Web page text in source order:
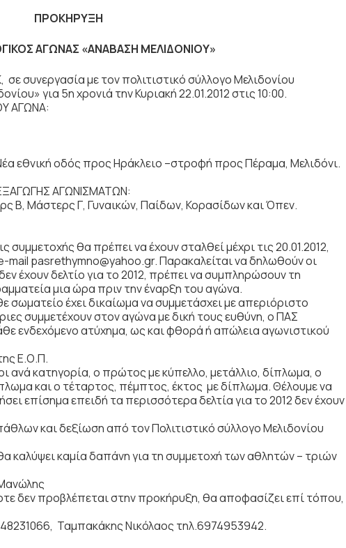
ΠΡΟΚΗΡΥΞΗ
ΑΓΩΝΑΣ «ΑΝΑΒΑΣΗ ΜΕΛΙΔΟΝΙΟΥ»
συνεργασία με τον πολιτιστικό σύλλογο Μελιδονίου
για 5η χρονιά την Κυριακή 22.01.2012 στις 10:00.
ΑΓΩΝΑ:
εθνική οδός προς Ηράκλειο –στροφή προς Πέραμα, Μελιδόνι.
ΑΓΩΝΙΣΜΑΤΩΝ:
Μάστερς Γ, Γυναικών, Παίδων, Κορασίδων και Όπεν.
θα πρέπει να έχουν σταλθεί μέχρι τις 20.01.2012,
pasrethymno@yahoo.gr. Παρακαλείται να δηλωθούν οι
έχουν δελτίο για το 2012, πρέπει να συμπληρώσουν τη
μια ώρα πριν την έναρξη του αγώνα.
έχει δικαίωμα να συμμετάσχει με απεριόριστο
συμμετέχουν στον αγώνα με δική τους ευθύνη, ο ΠΑΣ
ενδεχόμενο ατύχημα, ως και φθορά ή απώλεια αγωνιστικού
Ε.Ο.Π.
κατηγορία, ο πρώτος με κύπελλο, μετάλλιο, δίπλωμα, ο
και ο τέταρτος, πέμπτος, έκτος με δίπλωμα. Θέλουμε να
επίσημα επειδή τα περισσότερα δελτία για το 2012 δεν έχουν
και δεξίωση από τον Πολιτιστικό σύλλογο Μελιδονίου
καμία δαπάνη για τη συμμετοχή των αθλητών – τριών
δεν προβλέπεται στην προκήρυξη, θα αποφασίζει επί τόπου,
Ταμπακάκης Νικόλαος τηλ.6974953942.